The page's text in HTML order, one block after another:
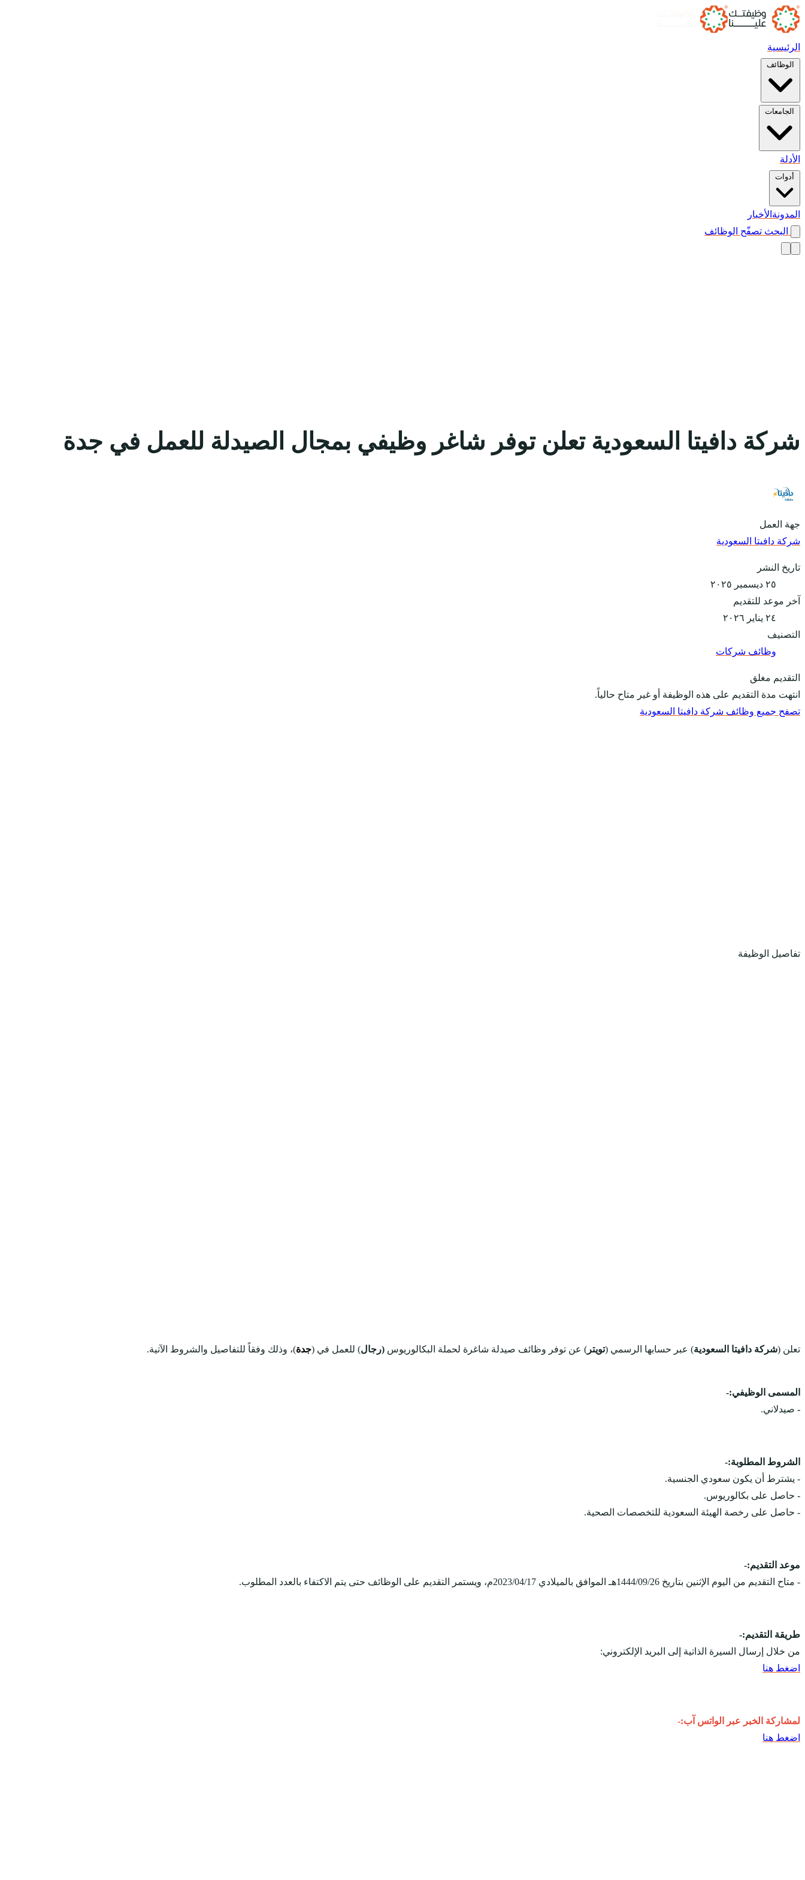
الرئيسية
الوظائف
الجامعات
الأدلة
أدوات
المدونة الأخبار
البحث تصفّح الوظائف
شركة دافيتا السعودية تعلن توفر شاغر وظيفي بمجال الصيدلة للعمل في جدة
جهة العمل
شركة دافيتا السعودية
تاريخ النشر
٢٥ ديسمبر ٢٠٢٥
آخر موعد للتقديم
٢٤ يناير ٢٠٢٦
التصنيف
وظائف شركات
التقديم مغلق
انتهت مدة التقديم على هذه الوظيفة أو غير متاح حالياً.
تصفح جميع وظائف شركة دافيتا السعودية
تفاصيل الوظيفة
تعلن (شركة دافيتا السعودية) عبر حسابها الرسمي (تويتر ) عن توفر وظائف صيدلة شاغرة لحملة البكالوريوس (رجال) للعمل في (جدة)، وذلك وفقاً للتفاصيل والشروط الآتية.
المسمى الوظيفي:-
- صيدلاني.
الشروط المطلوبة:-
- يشترط أن يكون سعودي الجنسية.
- حاصل على بكالوريوس.
- حاصل على رخصة الهيئة السعودية للتخصصات الصحية.
موعد التقديم:-
- متاح التقديم من اليوم الإثنين بتاريخ 1444/09/26هـ الموافق بالميلادي 2023/04/17م، ويستمر التقديم على الوظائف حتى يتم الاكتفاء بالعدد المطلوب.
طريقة التقديم:-
من خلال إرسال السيرة الذاتية إلى البريد الإلكتروني:
اضغط هنا
لمشاركة الخبر عبر الواتس آب:-
اضغط هنا